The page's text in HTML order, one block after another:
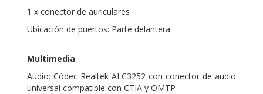
1 x conector de auriculares
Ubicación de puertos: Parte delantera
Multimedia
Audio: Códec Realtek ALC3252 con conector de audio
universal compatible con CTIA y OMTP